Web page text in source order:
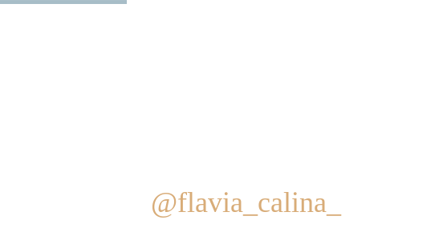
@flavia_calina_